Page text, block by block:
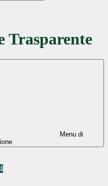
Trasparente
Menu di